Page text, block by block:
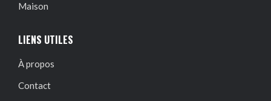
Maison
LIENS UTILES
À propos
Contact